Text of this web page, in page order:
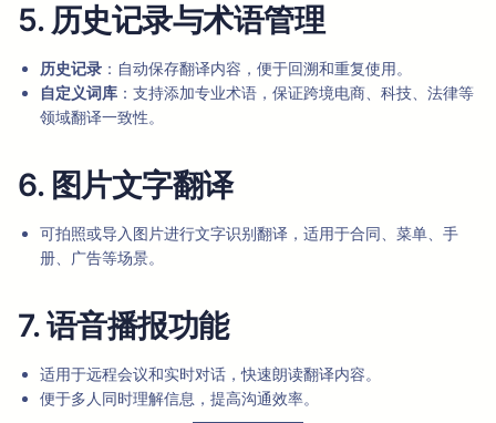
5. 历史记录与术语管理
历史记录 ：自动保存翻译内容，便于回溯和重复使用。
自定义词库 ：支持添加专业术语，保证跨境电商、科技、法律等
领域翻译一致性。
6. 图片文字翻译
可拍照或导入图片进行文字识别翻译，适用于合同、菜单、手
册、广告等场景。
7. 语音播报功能
适用于远程会议和实时对话，快速朗读翻译内容。
便于多人同时理解信息，提高沟通效率。